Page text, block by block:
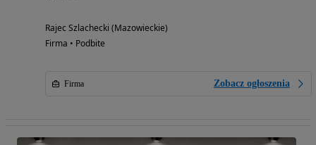
Rajec Szlachecki (Mazowieckie)
Firma • Podbite
Firma Zobacz ogłoszenia